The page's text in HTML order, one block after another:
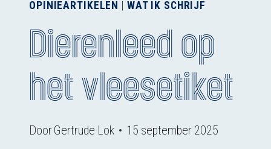
OPINIEARTIKELEN | WAT IK SCHRIJF
Dierenleed op
het vleesetiket
DoorGertrude Lok 15 september 2025